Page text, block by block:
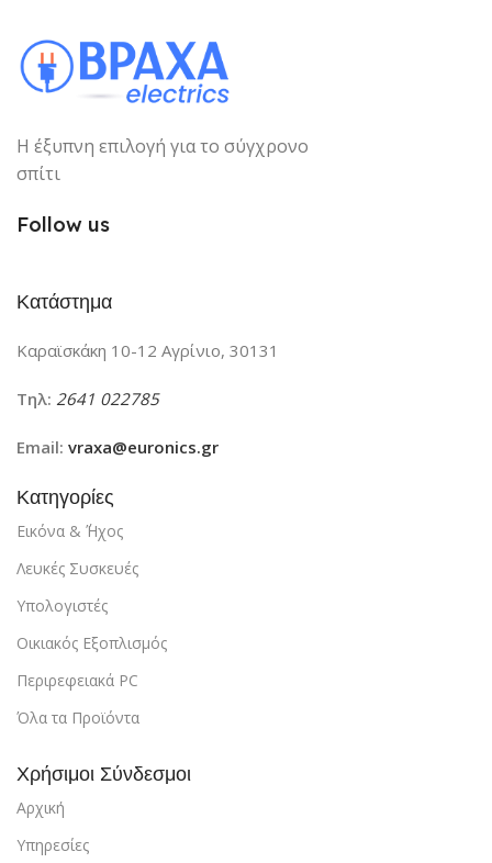
Η έξυπνη επιλογή για το σύγχρονο
σπίτι
Follow us
Κατάστημα
Καραϊσκάκη 10-12 Αγρίνιο, 30131
Τηλ: 2641 022785
Email: vraxa@euronics.gr
Κατηγορίες
Εικόνα & ΄Ήχος
Λευκές Συσκευές
Υπολογιστές
Οικιακός Εξοπλισμός
Περιρεφειακά PC
Όλα τα Προϊόντα
Χρήσιμοι Σύνδεσμοι
Αρχική
Υπηρεσίες